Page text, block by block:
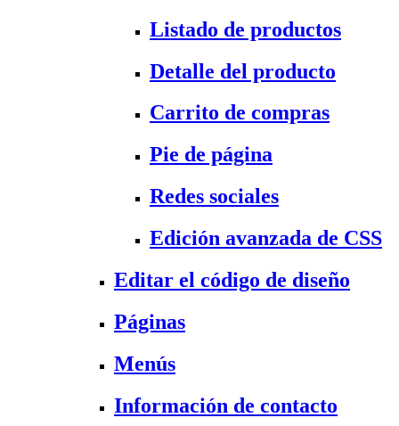
Listado de productos
Detalle del producto
Carrito de compras
Pie de página
Redes sociales
Edición avanzada de CSS
Editar el código de diseño
Páginas
Menús
Información de contacto